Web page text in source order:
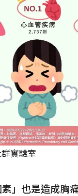
實驗室
」也是造成胸